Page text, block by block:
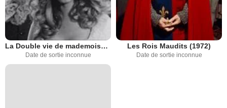
La Double vie de mademoiselle de la Faye
Date de sortie inconnue
Les Rois Maudits (1972)
Date de sortie inconnue